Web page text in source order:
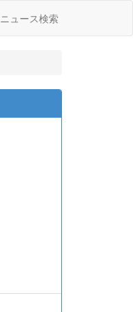
ニュース検索